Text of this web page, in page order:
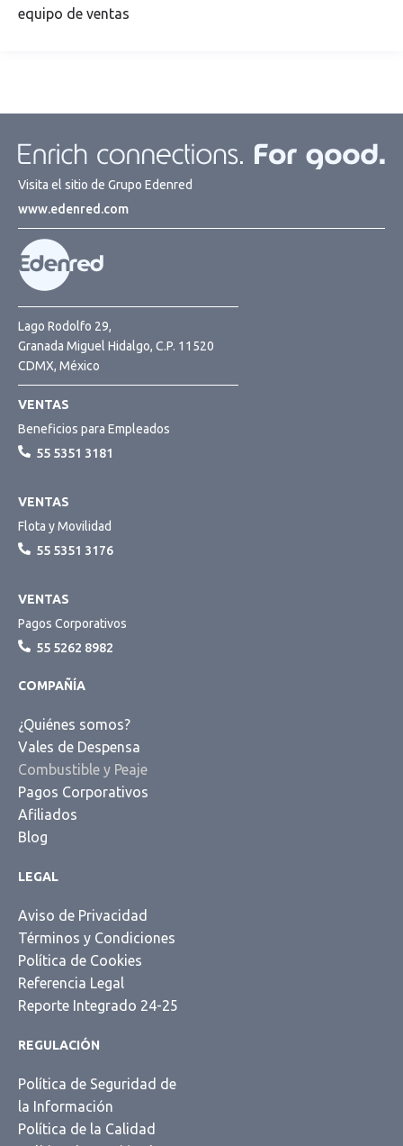
equipo de ventas
Visita el sitio de Grupo Edenred
www.edenred.com
Lago Rodolfo 29,
Granada Miguel Hidalgo, C.P. 11520
CDMX, México
VENTAS
Beneficios para Empleados
55 5351 3181
VENTAS
Flota y Movilidad
55 5351 3176
VENTAS
Pagos Corporativos
55 5262 8982
COMPAÑÍA
¿Quiénes somos?
Vales de Despensa
Combustible y Peaje
Pagos Corporativos
Afiliados
Blog
LEGAL
Aviso de Privacidad
Términos y Condiciones
Política de Cookies
Referencia Legal
Reporte Integrado 24-25
REGULACIÓN
Política de Seguridad de
la Información
Política de la Calidad